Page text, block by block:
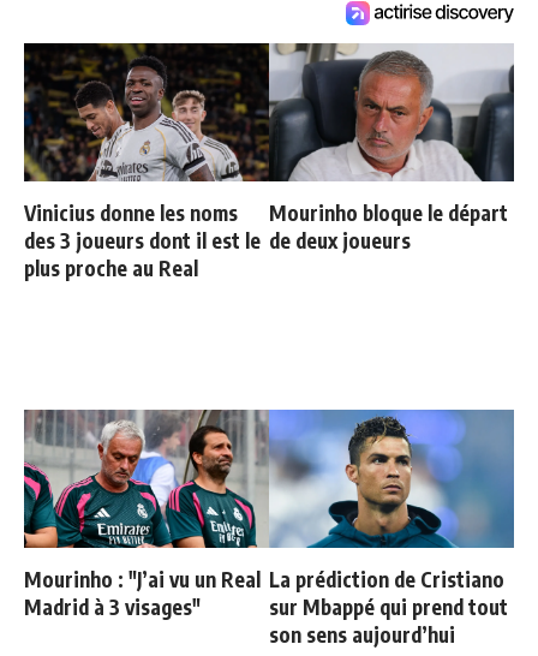
Vinicius donne les noms
des 3 joueurs dont il est le
plus proche au Real
Mourinho bloque le départ
de deux joueurs
Mourinho : "J’ai vu un Real
Madrid à 3 visages"
La prédiction de Cristiano
sur Mbappé qui prend tout
son sens aujourd’hui